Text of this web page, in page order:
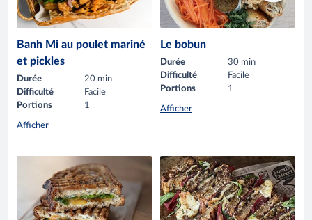
Banh Mi au poulet mariné
et pickles
Durée
20 min
Difficulté
Facile
Portions
1
Afficher
Le bobun
Durée
30 min
Difficulté
Facile
Portions
1
Afficher